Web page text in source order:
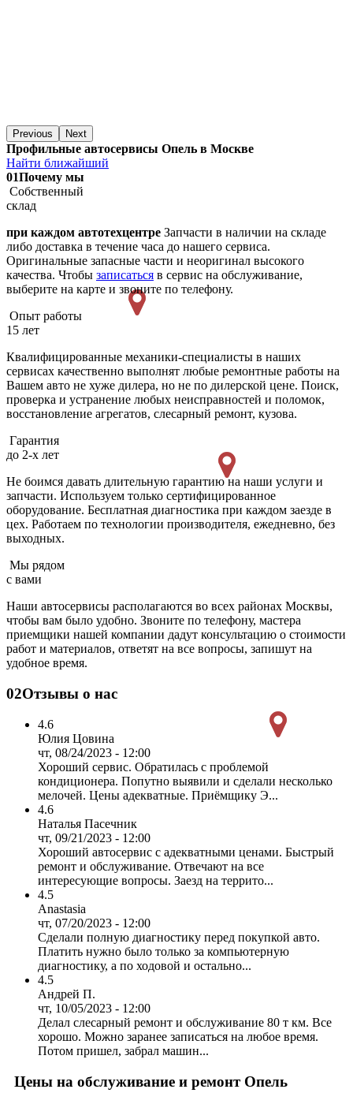
Previous Next
Профильные автосервисы Опель в Москве
Найти ближайший
01Почему мы
Собственный
склад
при каждом автотехцентре Запчасти в наличии на складе
либо доставка в течение часа до нашего сервиса.
Оригинальные запасные части и неоригинал высокого
качества. Чтобы записаться в сервис на обслуживание,
выберите на карте и звоните по телефону.
Опыт работы
15 лет
Квалифицированные механики-специалисты в наших
сервисах качественно выполнят любые ремонтные работы на
Вашем авто не хуже дилера, но не по дилерской цене. Поиск,
проверка и устранение любых неисправностей и поломок,
восстановление агрегатов, слесарный ремонт, кузова.
Гарантия
до 2-х лет
Не боимся давать длительную гарантию на наши услуги и
запчасти. Используем только сертифицированное
оборудование. Бесплатная диагностика при каждом заезде в
цех. Работаем по технологии производителя, ежедневно, без
выходных.
Мы рядом
с вами
Наши автосервисы располагаются во всех районах Москвы,
чтобы вам было удобно. Звоните по телефону, мастера
приемщики нашей компании дадут консультацию о стоимости
работ и материалов, ответят на все вопросы, запишут на
удобное время.
02Отзывы о нас
4.6
Юлия Цовина
чт, 08/24/2023 - 12:00
Хороший сервис. Обратилась с проблемой
кондиционера. Попутно выявили и сделали несколько
мелочей. Цены адекватные. Приёмщику Э...
4.6
Наталья Пасечник
чт, 09/21/2023 - 12:00
Хороший автосервис с адекватными ценами. Быстрый
ремонт и обслуживание. Отвечают на все
интересующие вопросы. Заезд на террито...
4.5
Anastasia
чт, 07/20/2023 - 12:00
Сделали полную диагностику перед покупкой авто.
Платить нужно было только за компьютерную
диагностику, а по ходовой и остально...
4.5
Андрей П.
чт, 10/05/2023 - 12:00
Делал слесарный ремонт и обслуживание 80 т км. Все
хорошо. Можно заранее записаться на любое время.
Потом пришел, забрал машин...
Цены на обслуживание и ремонт Опель